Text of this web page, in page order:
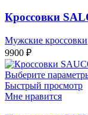
Кроссовки
Мужские кроссовки
9900 ₽
Выберите
Быстрый просмотр
Мне нравится